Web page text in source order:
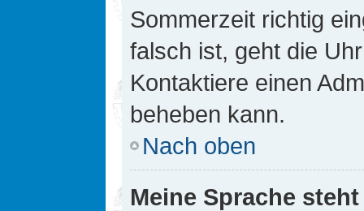
Sommerzeit richtig
falsch ist, geht die
Kontaktiere einen
beheben kann.
Nach oben
Meine Sprache